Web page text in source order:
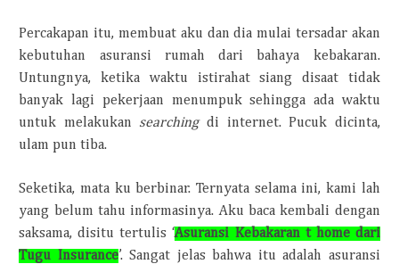
Percakapan itu, membuat aku dan dia mulai tersadar akan
kebutuhan asuransi rumah dari bahaya kebakaran.
Untungnya, ketika waktu istirahat siang disaat tidak
banyak lagi pekerjaan menumpuk sehingga ada waktu
untuk melakukan searchingdi internet. Pucuk dicinta,
ulam pun tiba.
Seketika, mata ku berbinar. Ternyata selama ini, kami lah
yang belum tahu informasinya. Aku baca kembali dengan
saksama, disitu tertulis ‘Asuransi Kebakaran t home dari
Tugu Insurance’. Sangat jelas bahwa itu adalah asuransi